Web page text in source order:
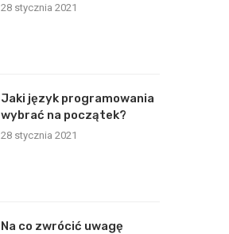
28 stycznia 2021
Jaki język programowania
wybrać na początek?
28 stycznia 2021
Na co zwrócić uwagę